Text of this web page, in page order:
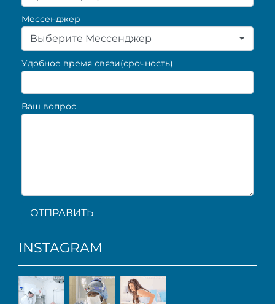
Мессенджер
Выберите Мессенджер
Удобное время связи(срочность)
Ваш вопрос
ОТПРАВИТЬ
INSTAGRAM